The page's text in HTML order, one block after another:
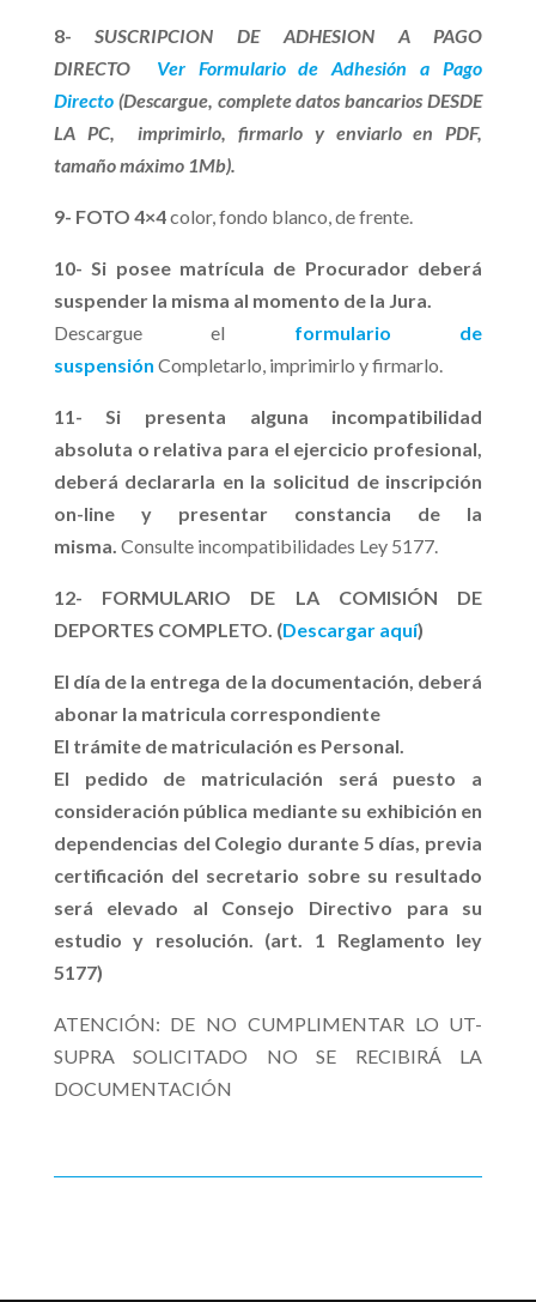
8-SUSCRIPCION DE ADHESION A PAGO
DIRECTO
Ver Formulario de Adhesión a Pago
Directo (Descargue, complete datos bancarios DESDE
LA PC, imprimirlo, firmarlo y enviarlo en PDF,
tamañomáximo 1Mb).
9- FOTO 4×4color, fondo blanco, de frente.
10- Si posee matrícula de Procurador deberá
suspender la misma al momento de la Jura.
Descargue el formulario de
suspensión Completarlo, imprimirlo y firmarlo.
11- Si presenta alguna incompatibilidad
absoluta o relativa para el ejercicio profesional,
deberá declararla en la solicitud de inscripción
on-line y presentar constancia de la
misma. Consulte incompatibilidades Ley 5177.
12- FORMULARIO DE LA COMISIÓN DE
DEPORTES COMPLETO. (Descargar aquí)
El día de la entrega de la documentación, deberá
abonar la matricula correspondiente
El trámite de matriculación es Personal.
El pedido de matriculación será puesto a
consideración pública mediante su exhibición en
dependencias del Colegio durante 5 días, previa
certificación del secretario sobre su resultado
será elevado al Consejo Directivo para su
estudio y resolución. (art. 1 Reglamento ley
5177)
ATENCIÓN: DE NO CUMPLIMENTAR LO UT-
SUPRA SOLICITADO NO SE RECIBIRÁ LA
DOCUMENTACIÓN